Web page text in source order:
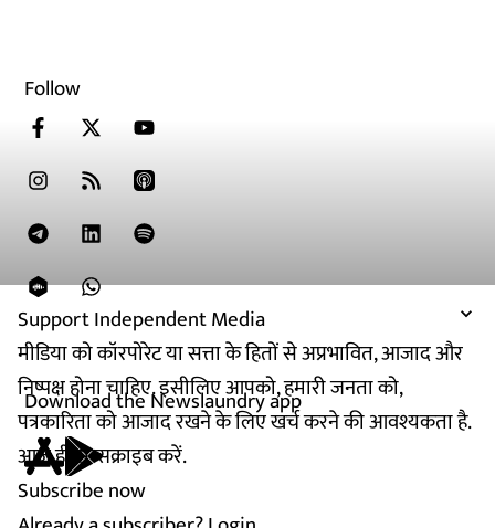
Support Independent Media
मीडिया को कॉरपोरेट या सत्ता के हितों से अप्रभावित, आजाद और
निष्पक्ष होना चाहिए. इसीलिए आपको, हमारी जनता को,
पत्रकारिता को आजाद रखने के लिए खर्च करने की आवश्यकता है.
आज ही सब्सक्राइब करें.
Subscribe now
Follow
Download the Newslaundry app